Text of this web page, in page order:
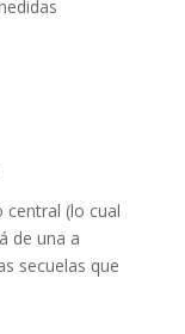
central (lo cual
de una a
secuelas que